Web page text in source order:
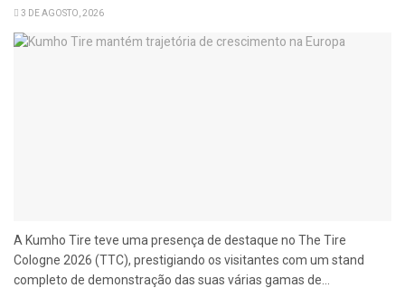
3 DE AGOSTO, 2026
A Kumho Tire teve uma presença de destaque no The Tire
Cologne 2026 (TTC), prestigiando os visitantes com um stand
completo de demonstração das suas várias gamas de...